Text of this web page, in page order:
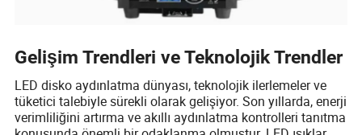
Gelişim Trendleri ve Teknolojik Trendler
LED disko aydınlatma dünyası, teknolojik ilerlemeler ve
tüketici talebiyle sürekli olarak gelişiyor. Son yıllarda, enerji
verimliliğini artırma ve akıllı aydınlatma kontrolleri tanıtma